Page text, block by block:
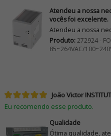
Atendeu a nossa
vocês foi excelente.
Atendeu a nossa
Produto:272924 -
85~264VAC/
João Victor
Eu recomendo esse produto.
Qualidade
Ótima qualidade,